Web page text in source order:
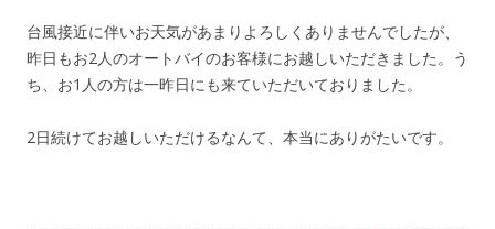
台風接近に伴いお天気があまりよろしくありませんでしたが、
昨日もお2人のオートバイのお客様にお越しいただきました。う
ち、お1人の方は一昨日にも来ていただいておりました。
2日続けてお越しいただけるなんて、本当にありがたいです。